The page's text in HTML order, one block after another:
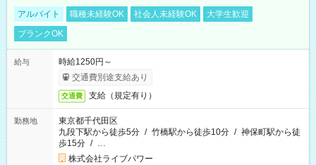
アルバイト 職種未経験OK 社会人未経験OK
大学生歓迎
ブランクOK
給与
時給1250円～
交通費別途支給あり
交通費 支給（規定有り）
勤務地
東京都千代田区
九段下駅から徒歩5分 / 竹橋駅から徒歩10分 / 神保町駅から徒
歩15分 / …
株式会社ライブパワー